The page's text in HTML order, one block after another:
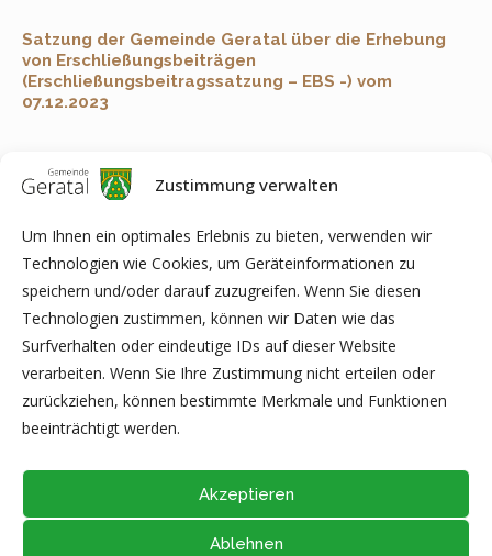
Zustimmung verwalten
Um Ihnen ein optimales Erlebnis zu bieten, verwenden wir
Technologien wie Cookies, um Geräteinformationen zu
speichern und/oder darauf zuzugreifen. Wenn Sie diesen
Technologien zustimmen, können wir Daten wie das
Surfverhalten oder eindeutige IDs auf dieser Website
verarbeiten. Wenn Sie Ihre Zustimmung nicht erteilen oder
zurückziehen, können bestimmte Merkmale und Funktionen
beeinträchtigt werden.
Akzeptieren
Ablehnen
Satzung der Gemeinde Geratal über die Erhebung
von Erschließungsbeiträgen
(Erschließungsbeitragssatzung – EBS -) vom
07.12.2023
Anmerkung:Je nach Software auf Ihrem Computer kann es
Ausdrucken von PDF-Dokumenten kommen. In diesem Fall
speichern Sie bitte die Datei direkt auf Ihrem Computer ab (z.B.
auf dem Desktop) und öffnen diese anschließend mit der
aktuellen Version von Adobe Acrobat Reader (kostenfreie
Software zur Anzeige von PDF-Dokumenten) oder eines der
hier gelisteten Programme (Liste unvollständig).